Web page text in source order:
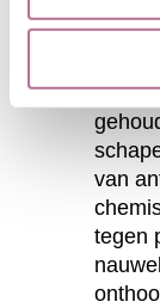
In
van
tegen